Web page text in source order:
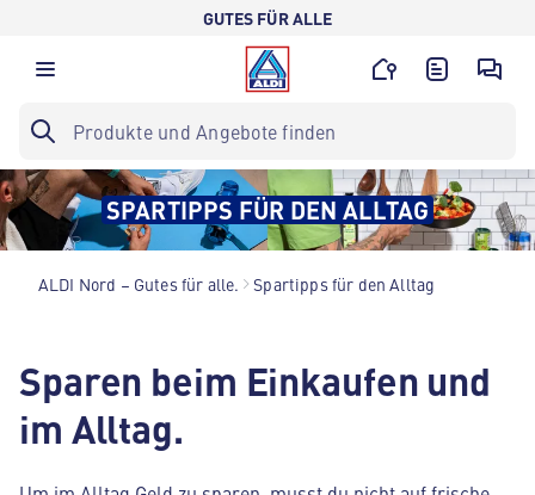
GUTES FÜR ALLE
SPARTIPPS FÜR DEN ALLTAG
ALDI Nord – Gutes für alle. Spartipps für den Alltag
Sparen beim Einkaufen und
im Alltag.